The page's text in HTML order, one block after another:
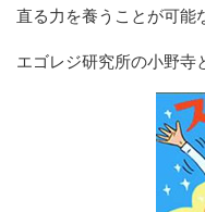
直る力を養うことが可能
エゴレジ研究所の小野寺